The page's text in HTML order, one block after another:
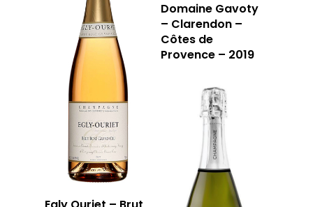
Domaine Gavoty
– Clarendon –
Côtes de
Provence – 2019